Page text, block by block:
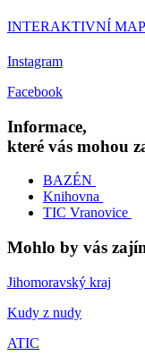
INTERAKTIVNÍ
Instagram
Facebook
Informace,
které vás mohou
BAZÉN
Knihovna
TIC Vranovice
Mohlo by vás
Jihomoravský kraj
Kudy z nudy
ATIC